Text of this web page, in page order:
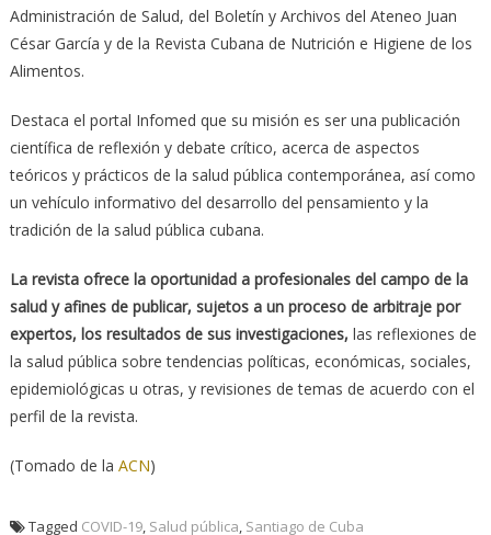
Administración de Salud, del Boletín y Archivos del Ateneo Juan
César García y de la Revista Cubana de Nutrición e Higiene de los
Alimentos.
Destaca el portal Infomed que su misión es ser una publicación
científica de reflexión y debate crítico, acerca de aspectos
teóricos y prácticos de la salud pública contemporánea, así como
un vehículo informativo del desarrollo del pensamiento y la
tradición de la salud pública cubana.
La revista ofrece la oportunidad a profesionales del campo de la
salud y afines de publicar, sujetos a un proceso de arbitraje por
expertos, los resultados de sus investigaciones, las reflexiones de
la salud pública sobre tendencias políticas, económicas, sociales,
epidemiológicas u otras, y revisiones de temas de acuerdo con el
perfil de la revista.
(Tomado de la ACN)
Tagged COVID-19, Salud pública Santiago de Cuba